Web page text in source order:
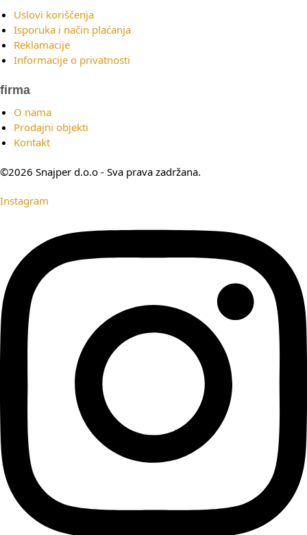
Uslovi koriščenja
Isporuka i način plaćanja
Reklamacije
Informacije o privatnosti
firma
O nama
Prodajni objekti
Kontakt
©2026 Snajper d.o.o - Sva prava zadržana.
Instagram